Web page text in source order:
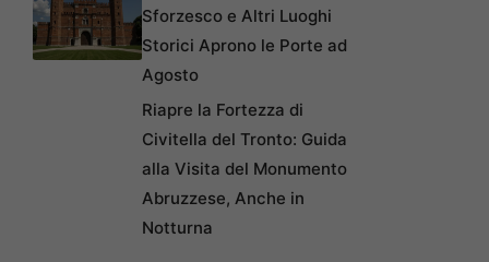
Sforzesco e Altri Luoghi
Storici Aprono le Porte ad
Agosto
Riapre la Fortezza di
Civitella del Tronto: Guida
alla Visita del Monumento
Abruzzese, Anche in
Notturna